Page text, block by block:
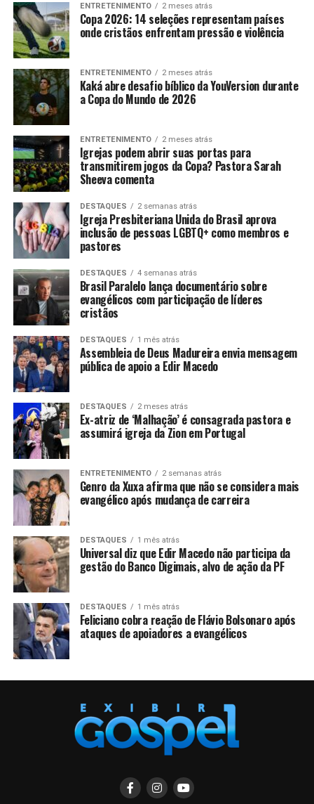
ENTRETENIMENTO 2 meses atrás
Copa 2026: 14 seleções representam países
onde cristãos enfrentam pressão e violência
ENTRETENIMENTO 2 meses atrás
Kaká abre desafio bíblico da YouVersion durante
a Copa do Mundo de 2026
ENTRETENIMENTO 2 meses atrás
Igrejas podem abrir suas portas para
transmitirem jogos da Copa? Pastora Sarah
Sheeva comenta
DESTAQUES 2 semanas atrás
Igreja Presbiteriana Unida do Brasil aprova
inclusão de pessoas LGBTQ+ como membros e
pastores
DESTAQUES 4 semanas atrás
Brasil Paralelo lança documentário sobre
evangélicos com participação de líderes
cristãos
DESTAQUES 1 mês atrás
Assembleia de Deus Madureira envia mensagem
pública de apoio a Edir Macedo
DESTAQUES 2 meses atrás
Ex-atriz de ‘Malhação’ é consagrada pastora e
assumirá igreja da Zion em Portugal
ENTRETENIMENTO 2 semanas atrás
Genro da Xuxa afirma que não se considera mais
evangélico após mudança de carreira
DESTAQUES 1 mês atrás
Universal diz que Edir Macedo não participa da
gestão do Banco Digimais, alvo de ação da PF
DESTAQUES 1 mês atrás
Feliciano cobra reação de Flávio Bolsonaro após
ataques de apoiadores a evangélicos